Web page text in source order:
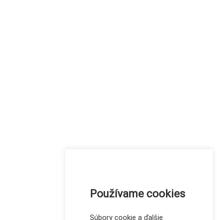
Používame cookies
Súbory cookie a ďalšie